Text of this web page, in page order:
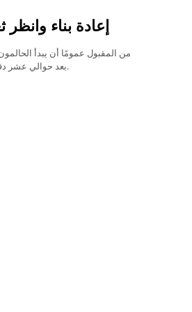
إعادة بناء
من المقبول عمومًا أن يبدأ
بعد حوالي عشر دقائق من الاستيقاظ.